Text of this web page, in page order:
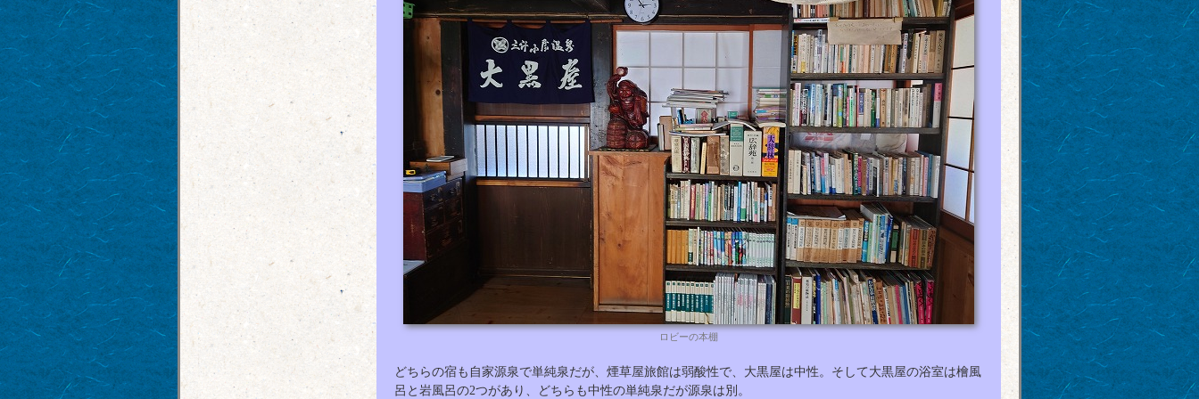
ロビーの本棚
どちらの宿も自家源泉で単純泉だが、煙草屋旅館は弱酸性で、大黒屋は中性。そして大黒屋の浴室は檜風
呂と岩風呂の2つがあり、どちらも中性の単純泉だが源泉は別。